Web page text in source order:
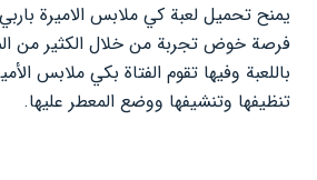
يمنح تحميل لعبة كي ملابس الاميرة
فرصة خوض تجربة من خلال الكثير من
باللعبة وفيها تقوم الفتاة بكي ملابس
تنظيفها وتنشيفها ووضع المعطر عليها.